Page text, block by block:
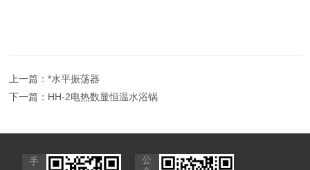
上一篇：*水平振荡器
下一篇： HH-2电热数显恒温水浴锅
手
公